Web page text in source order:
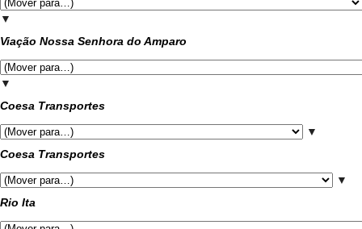
▼
Viação Nossa Senhora do Amparo
▼
Coesa Transportes
▼
Coesa Transportes
▼
Rio Ita